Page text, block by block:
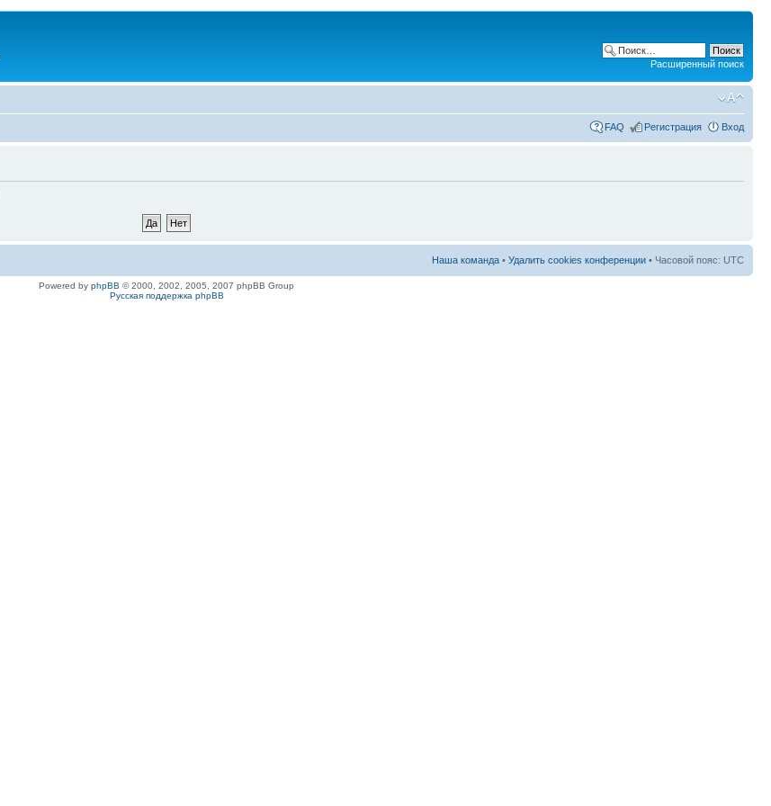
Расширенный поиск
FAQ Регистрация Вход
Наша команда • Удалить cookies конференции • Часовой пояс: UTC
Powered by phpBB © 2000, 2002, 2005, 2007 phpBB Group
Русская поддержка phpBB